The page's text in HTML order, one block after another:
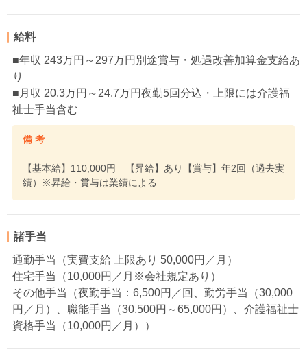
給料
■年収 243万円～297万円別途賞与・処遇改善加算金支給あ
り
■月収 20.3万円～24.7万円夜勤5回分込・上限には介護福
祉士手当含む
備 考
【基本給】110,000円 【昇給】あり【賞与】年2回（過去実
績）※昇給・賞与は業績による
諸手当
通勤手当（実費支給 上限あり 50,000円／月）
住宅手当（10,000円／月※会社規定あり）
その他手当（夜勤手当：6,500円／回、勤労手当（30,000
円／月）、職能手当（30,500円～65,000円）、介護福祉士
資格手当（10,000円／月））